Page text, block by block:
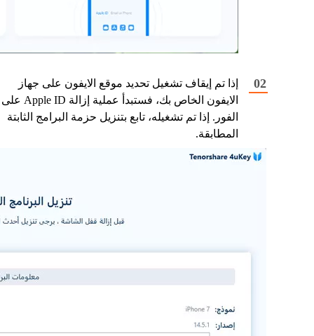
إذا تم إيقاف تشغيل تحديد موقع الايفون على جهاز
الايفون الخاص بك، فستبدأ عملية إزالة Apple ID على
الفور. إذا تم تشغيله، تابع بتنزيل حزمة البرامج الثابتة
المطابقة.